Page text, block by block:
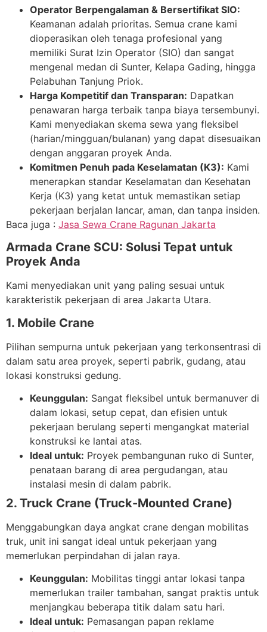
Operator Berpengalaman & Bersertifikat SIO:
Keamanan adalah prioritas. Semua crane kami
dioperasikan oleh tenaga profesional yang
memiliki Surat Izin Operator (SIO) dan sangat
mengenal medan di Sunter, Kelapa Gading, hingga
Pelabuhan Tanjung Priok.
Harga Kompetitif dan Transparan: Dapatkan
penawaran harga terbaik tanpa biaya tersembunyi.
Kami menyediakan skema sewa yang fleksibel
(harian/mingguan/bulanan) yang dapat disesuaikan
dengan anggaran proyek Anda.
Komitmen Penuh pada Keselamatan (K3): Kami
menerapkan standar Keselamatan dan Kesehatan
Kerja (K3) yang ketat untuk memastikan setiap
pekerjaan berjalan lancar, aman, dan tanpa insiden.
Baca juga : Jasa Sewa Crane Ragunan Jakarta
Armada Crane SCU: Solusi Tepat untuk
Proyek Anda
Kami menyediakan unit yang paling sesuai untuk
karakteristik pekerjaan di area Jakarta Utara.
1. Mobile Crane
Pilihan sempurna untuk pekerjaan yang terkonsentrasi di
dalam satu area proyek, seperti pabrik, gudang, atau
lokasi konstruksi gedung.
Keunggulan: Sangat fleksibel untuk bermanuver di
dalam lokasi, setup cepat, dan efisien untuk
pekerjaan berulang seperti mengangkat material
konstruksi ke lantai atas.
Ideal untuk: Proyek pembangunan ruko di Sunter,
penataan barang di area pergudangan, atau
instalasi mesin di dalam pabrik.
2. Truck Crane (Truck-Mounted Crane)
Menggabungkan daya angkat crane dengan mobilitas
truk, unit ini sangat ideal untuk pekerjaan yang
memerlukan perpindahan di jalan raya.
Keunggulan: Mobilitas tinggi antar lokasi tanpa
memerlukan trailer tambahan, sangat praktis untuk
menjangkau beberapa titik dalam satu hari.
Ideal untuk: Pemasangan papan reklame